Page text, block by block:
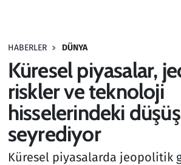
HABERLER DÜNYA
Küresel piyasalar,
riskler ve teknoloji
hisselerindeki
seyrediyor
Küresel piyasalarda jeopolitik
Haber
Kültür Sanat
Kurumsal Haberler
Lezzet Durağı